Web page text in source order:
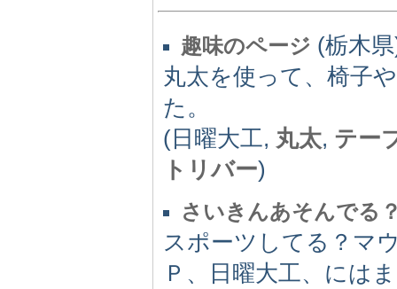
趣味のページ (栃木
丸太を使って、椅子
た。
(日曜大工, 丸太, テー
トリバー)
さいきんあそんでる
スポーツしてる？マ
Ｐ、日曜大工、には